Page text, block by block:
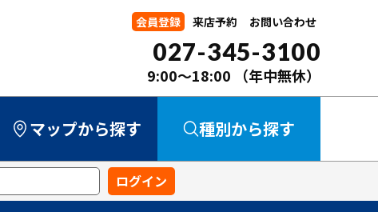
会員登録 来店予約 お問い合わせ
027-345-3100
9:00～18:00 （年中無休）
マップから探す 種別から探す
中古一戸建て
新築一戸建て
中古マンション
土地
事業用